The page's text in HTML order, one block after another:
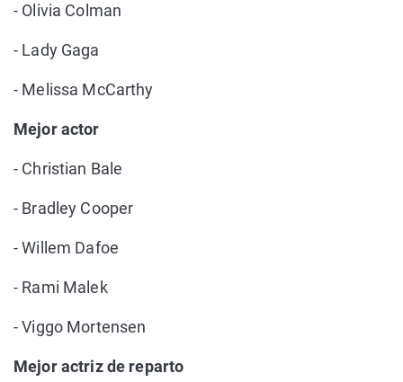
- Olivia Colman
- Lady Gaga
- Melissa McCarthy
Mejor actor
- Christian Bale
- Bradley Cooper
- Willem Dafoe
- Rami Malek
- Viggo Mortensen
Mejor actriz de reparto